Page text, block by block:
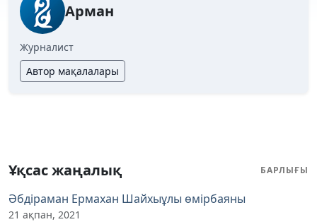
Арман
Журналист
Автор мақалалары
Ұқсас жаңалық БАРЛЫҒЫ
Әбдіраман Ермахан Шайхыұлы өмірбаяны
21 ақпан, 2021